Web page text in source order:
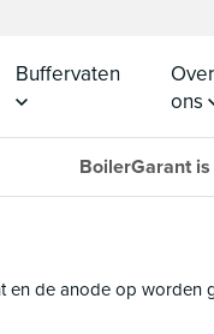
Buffervaten
Over
ons
BoilerGarant
en de anode op worden